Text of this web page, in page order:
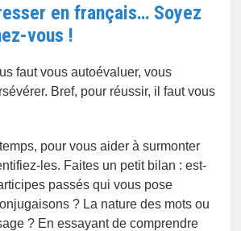
en français… Soyez
vous !
faut vous autoévaluer, vous
Bref, pour réussir, il faut vous
pour vous aider à surmonter
les. Faites un petit bilan : est-
passés qui vous pose
? La nature des mots ou
? En essayant de comprendre